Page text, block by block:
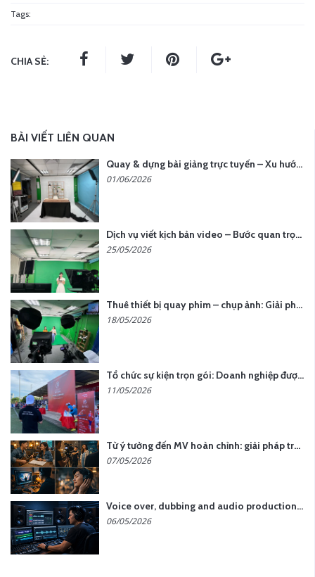
Tags:
CHIA SẺ:
BÀI VIẾT LIÊN QUAN
Quay & dựng bài giảng trực tuyến – Xu hướng đào tạo thời đại số
01/06/2026
Dịch vụ viết kịch bản video – Bước quan trọng quyết định thành công nội dung
25/05/2026
Thuê thiết bị quay phim – chụp ảnh: Giải pháp tối ưu chi phí cho doanh nghiệp
18/05/2026
Tổ chức sự kiện trọn gói: Doanh nghiệp được gì khi chọn đơn vị chuyên nghiệp?
11/05/2026
Từ ý tưởng đến MV hoàn chỉnh: giải pháp trọn gói tại YCN Media
07/05/2026
Voice over, dubbing and audio production services in Vietnam for global content
06/05/2026